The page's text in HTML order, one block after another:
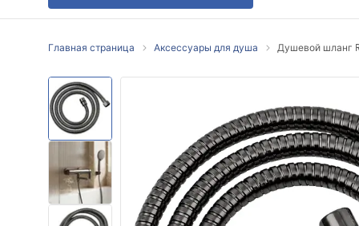
Душевые двери
Душевые поддоны
Линейные трапы для душа
Главная страница Аксессуары для душа Душевой шланг